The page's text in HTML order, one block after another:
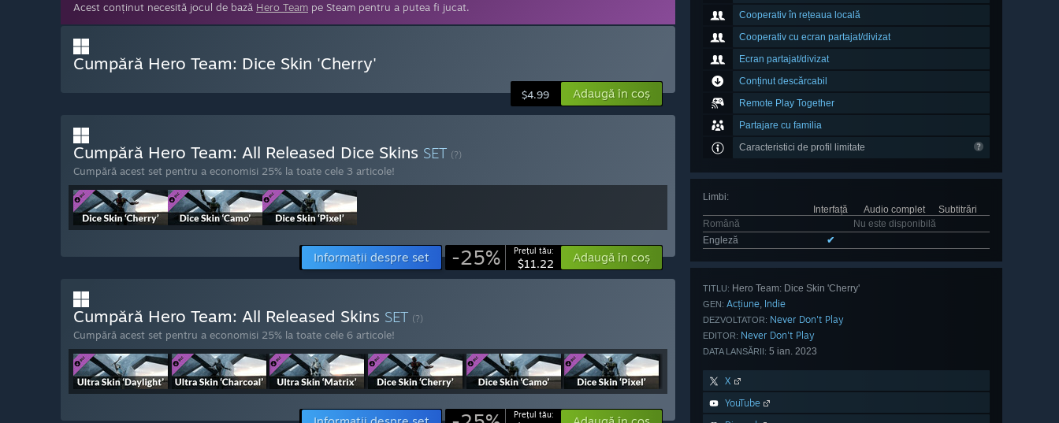
Cooperativ în rețeaua locală
Cooperativ cu ecran partajat/divizat
Ecran partajat/divizat
Conținut descărcabil
Remote Play Together
Partajare cu familia
Caracteristici de profil limitate
Limbi:
Interfață
Audio complet
Subtitrări
Română
Nu este disponibilă
Engleză
✔
TITLU: Hero Team: Dice Skin 'Cherry'
GEN: Acțiune, Indie
DEZVOLTATOR: Never Don't Play
EDITOR: Never Don't Play
DATA LANSĂRII: 5 ian. 2023
X
YouTube
Acest conținut necesită jocul de bază Hero Team pe Steam pentru a putea fi jucat.
Cumpără Hero Team: Dice Skin 'Cherry'
$4.99 Adaugă în coș
Cumpără Hero Team: All Released Dice Skins SET (?)
Cumpără acest set pentru a economisi 25% la toate cele 3 articole!
Informații despre set -25% Prețul tău:
$11.22 Adaugă în coș
Cumpără Hero Team: All Released Skins SET (?)
Cumpără acest set pentru a economisi 25% la toate cele 6 articole!
Prețul tău: